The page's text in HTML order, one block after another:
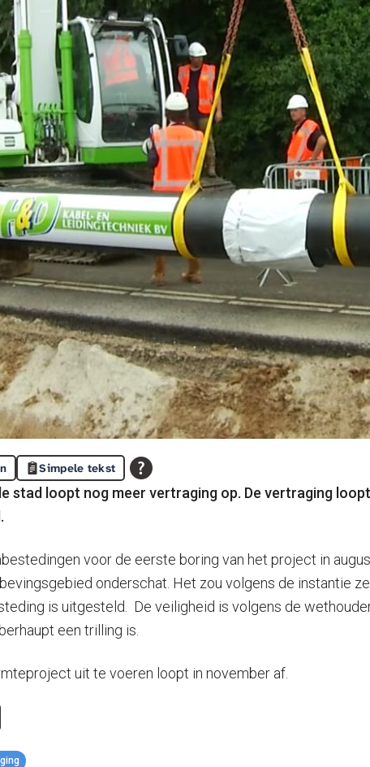
Simpele tekst
stad loopt nog meer vertraging op. De vertraging
voor de eerste boring van het project in
onderschat. Het zou volgens de instantie
is uitgesteld. De veiligheid is volgens de
een trilling is.
uit te voeren loopt in november af.